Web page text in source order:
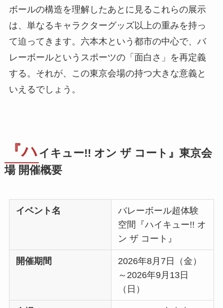
ボールの構造を理解したあとに見るこれらの展示
は、単なるキャラクターグッズ以上の重みを持っ
て迫ってきます。六本木という都市の中心で、バ
レーボールというスポーツの「面白さ」を再定義
する。それが、この東京会場の持つ大きな意義と
いえるでしょう。
『ハイキュー!! オン ザ コート』東京会
場 開催概要
イベント名
バレーボール超体験
空間『ハイキュー!! オ
ン ザ コート』
開催期間
2026年8月7日（金）
～2026年9月13日
（日）